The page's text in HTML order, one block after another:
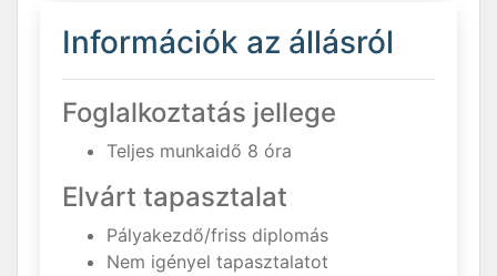
Információk az állásról
Foglalkoztatás jellege
Teljes munkaidő 8 óra
Elvárt tapasztalat
Pályakezdő/friss diplomás
Nem igényel tapasztalatot